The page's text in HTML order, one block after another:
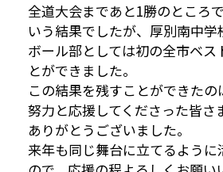
全道大会まであと1勝のところ
いう結果でしたが、厚別南中学
ボール部としては初の全市ベス
とができました。
この結果を残すことができた
努力と応援してくださった皆さ
ありがとうございました。
来年も同じ舞台に立てるように